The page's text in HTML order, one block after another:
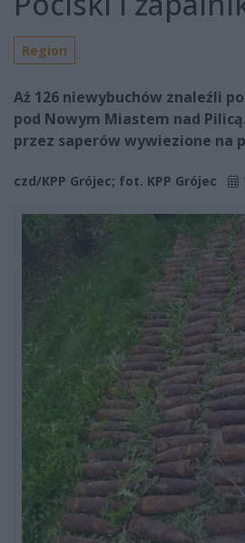
Region
Aż 126 niewybuchów znaleźli
pod Nowym Miastem nad
przez saperów wywiezione na
czd/KPP Grójec; fot. KPP Grójec